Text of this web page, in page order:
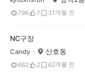
796 7 31개월 전
NC구장
Candy 산호동
662 2 62개월 전